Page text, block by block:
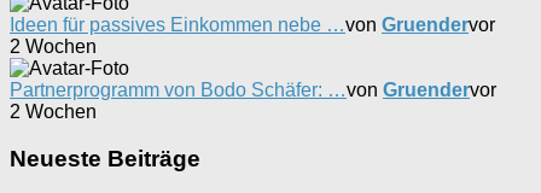
Ideen für passives Einkommen nebe …von Gruendervor
2 Wochen
Partnerprogramm von Bodo Schäfer: …von Gruendervor
2 Wochen
Neueste Beiträge